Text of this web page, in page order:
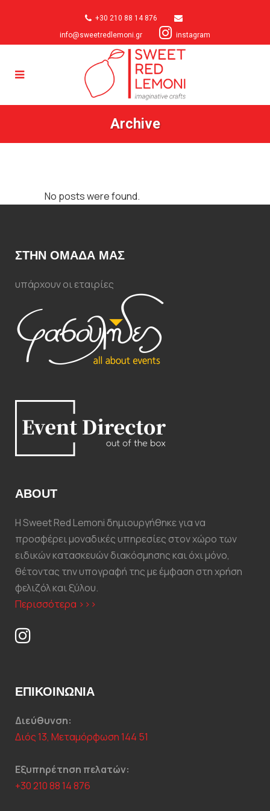
+30 210 88 14 876
info@sweetredlemoni.gr
instagram
Archive
No posts were found.
ΣΤΗΝ ΟΜΑΔΑ ΜΑΣ
υπάρχουν οι εταιρίες
ABOUT
Η Sweet Red Lemoni δημιουργήθηκε για να
προσφέρει μοναδικές υπηρεσίες στον χώρο των
ειδικών κατασκευών διακόσμησης και όχι μόνο,
θέτοντας την υπογραφή της με έμφαση στη χρήση
φελιζόλ και ξύλου.
Περισσότερα >>>
ΕΠΙΚΟΙΝΩΝΊΑ
Διεύθυνση:
Διός 13, Μεταμόρφωση 144 51
Εξυπηρέτηση πελατών:
+30 210 88 14 876